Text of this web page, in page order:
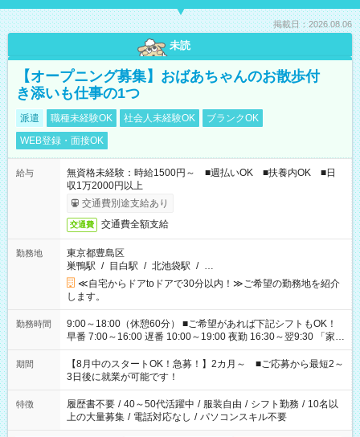
掲載日：2026.08.06
未読
【オープニング募集】おばあちゃんのお散歩付
き添いも仕事の1つ
派遣 職種未経験OK 社会人未経験OK
ブランクOK
WEB登録・面接OK
給与
無資格未経験：時給1500円～ ■週払いOK ■扶養内OK ■日
収1万2000円以上
交通費別途支給あり
交通費 交通費全額支給
勤務地
東京都豊島区
巣鴨駅 / 目白駅 / 北池袋駅 / …
≪自宅からドアtoドアで30分以内！≫ご希望の勤務地を紹介
します。
勤務時間
9:00～18:00（休憩60分） ■ご希望があれば下記シフトもOK！
早番 7:00～16:00 遅番 10:00～19:00 夜勤 16:30～翌9:30 「家族
と休みを合わせたい」 「余裕を持って夕飯の準備がしたい」
「できれば残業はしたくない」 など、ご希望を教えてください
ね。 ※Wワーク希望の方へ 今ご覧のお仕事で希望する勤務時間
と、もう1つのお仕事の勤務時間。 合計で週40時間を超える場
合は応募できません。
期間
【8月中のスタートOK！急募！】2カ月～ ■ご応募から最短2～
3日後に就業が可能です！
特徴 履歴書不要 / 40～50代活躍中 / 服装自由 / シフト勤務 / 10名以
上の大量募集 / 電話対応なし / パソコンスキル不要